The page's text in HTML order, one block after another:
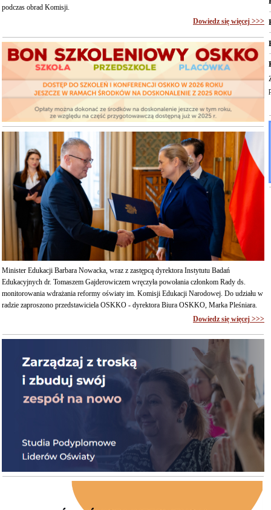
podczas obrad Komisji.
Dowiedz się więcej >>>
Minister Edukacji Barbara Nowacka, wraz z zastępcą dyrektora Instytutu Badań
Edukacyjnych dr. Tomaszem Gajderowiczem wręczyła powołania członkom Rady ds.
monitorowania wdrażania reformy oświaty im. Komisji Edukacji Narodowej. Do udziału w
radzie zaproszono przedstawiciela OSKKO - dyrektora Biura OSKKO, Marka Pleśniara.
Dowiedz się więcej >>>